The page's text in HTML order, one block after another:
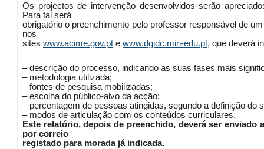
Os projectos de intervenção desenvolvidos serão
Para tal será
obrigatório o preenchimento pelo professor responsável de
nos
sites www.acime.gov.pt e www.dgidc.min-edu.pt, que deverá
– descrição do processo, indicando as suas fases mais
– metodologia utilizada;
– fontes de pesquisa mobilizadas;
– escolha do público-alvo da acção;
– percentagem de pessoas atingidas, segundo a definição do
– modos de articulação com os conteúdos curriculares.
Este relatório, depois de preenchido, deverá ser enviado
por correio
registado para morada já indicada.